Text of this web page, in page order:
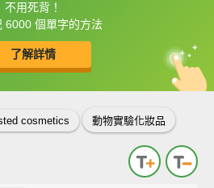
不用死背！
6000 個單字的方法
了解詳情
幕可以直接查字典喔！
中
英
cosmetics 動物實驗化妝品